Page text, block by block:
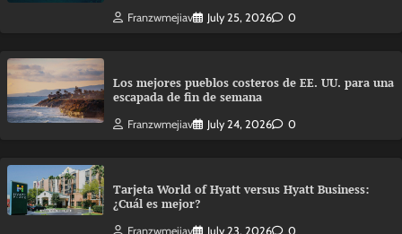
Franzwmejiav July 25, 2026 0
Los mejores pueblos costeros de EE. UU. para una
escapada de fin de semana
Franzwmejiav July 24, 2026 0
Tarjeta World of Hyatt versus Hyatt Business:
¿Cuál es mejor?
Franzwmejiav July 23, 2026 0